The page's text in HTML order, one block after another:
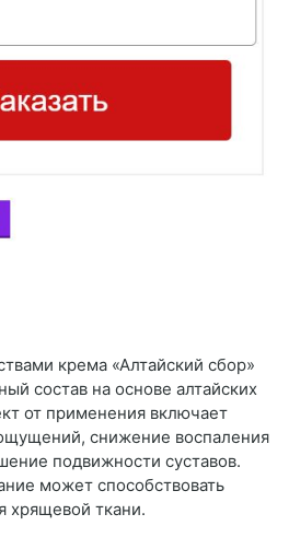
крема «Алтайский сбор»
состав на основе алтайских
от применения включает
снижение воспаления
подвижности суставов.
может способствовать
хрящевой ткани.